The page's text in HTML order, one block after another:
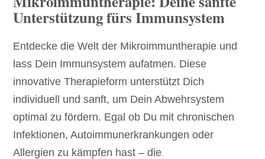
Unterstützung fürs Immunsystem
Entdecke die Welt der Mikroimmuntherapie und
lass Dein Immunsystem aufatmen. Diese
innovative Therapieform unterstützt Dich
individuell und sanft, um Dein Abwehrsystem
optimal zu fördern. Egal ob Du mit chronischen
Infektionen, Autoimmunerkrankungen oder
Allergien zu kämpfen hast – die